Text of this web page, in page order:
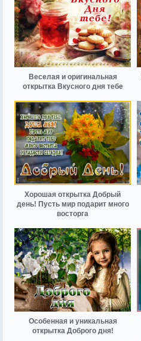
Веселая и оригинальная
открытка Вкусного дня тебе
Хорошая открытка Добрый
день! Пусть мир подарит много
восторга
Особенная и уникальная
открытка Доброго дня!